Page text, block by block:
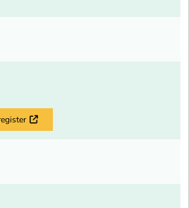
Externer Link